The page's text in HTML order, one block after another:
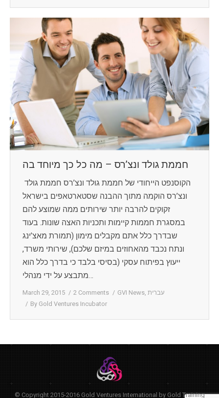
חממת גולד ונצ’רס – מה כל כך מיוחד בה
ונצ’רס הוקמה מתוך ההבנה שסטארטאפים בישראל
זקוקים להרבה יותר שירותים ממה שמוצע להם
במסגרת חממות קיימות ותכניות האצה שונות. בעוד
שבדרך כלל אתם מקבלים מימון (תמורת מאצ’ינג
ונתח נכבד מהאחוזים במיזם שלכם), שירותי משרד,
ייעוץ בפיתוח עסקי (בסיסי בלבד כי בדרך כלל הוא
מתבצע על ידי מנהלי…
March 29, 2015 2 Comments GVI News, עברית
By Gold Ventures Incubator
© Copyright 2015-2016 Gold Ventures International by Gold Training